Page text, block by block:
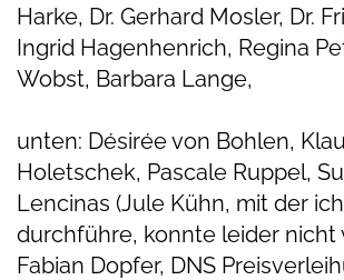
Harke, Dr. Gerhard Mosler, Dr.
Ingrid Hagenhenrich, Regina
Wobst, Barbara Lange,
unten: Désirée von Bohlen,
Holetschek, Pascale Ruppel,
Lencinas (Jule Kühn, mit der
durchführe, konnte leider nicht
Fabian Dopfer, DNS